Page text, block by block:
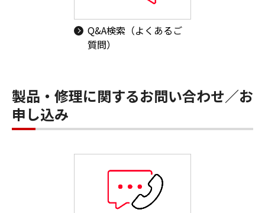
Q&A検索（よくあるご
質問）
製品・修理に関するお問い合わせ／お
申し込み